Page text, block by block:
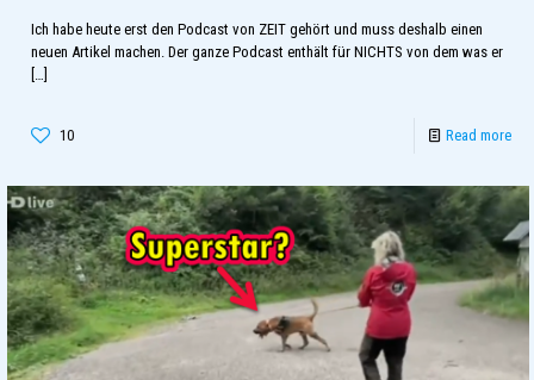
Ich habe heute erst den Podcast von ZEIT gehört und muss deshalb einen
neuen Artikel machen. Der ganze Podcast enthält für NICHTS von dem was er
[…]
10 Read more